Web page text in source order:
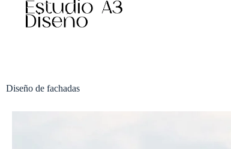
Diseño de fachadas